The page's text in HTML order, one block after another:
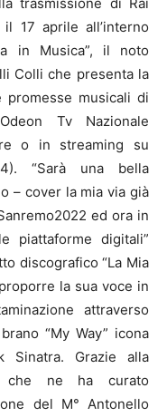
17 aprile all’interno
in Musica”, il noto
Colli che presenta la
musicali di
Tv Nazionale
o in streaming su
24). “Sarà una bella
– cover la mia via già
ed ora in
piattaforme digitali”
discografico “La Mia
la sua voce in
attraverso
“My Way” icona
Sinatra. Grazie alla
che ne ha curato
del M° Antonello